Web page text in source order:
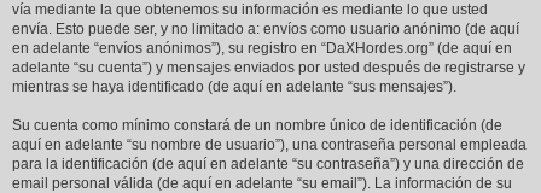
vía mediante la que obtenemos su información es mediante lo que usted
envía. Esto puede ser, y no limitado a: envíos como usuario anónimo (de aquí
en adelante “envíos anónimos”), su registro en “DaXHordes.org” (de aquí en
adelante “su cuenta”) y mensajes enviados por usted después de registrarse y
mientras se haya identificado (de aquí en adelante “sus mensajes”).
Su cuenta como mínimo constará de un nombre único de identificación (de
aquí en adelante “su nombre de usuario”), una contraseña personal empleada
para la identificación (de aquí en adelante “su contraseña”) y una dirección de
email personal válida (de aquí en adelante “su email”). La información de su